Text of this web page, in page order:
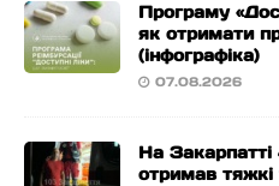
Програму
як отримати
(інфографіка)
07.08.2026
На Закарпатті
отримав